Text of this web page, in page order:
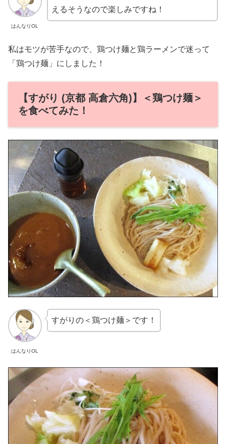
はんなりOL
えるそうなので楽しみですね！
私はモツが苦手なので、鶏つけ麺と鶏ラーメンで迷って
「鶏つけ麺」にしました！
【すがり (京都 高倉六角)】＜鶏つけ麺＞
を食べてみた！
はんなりOL
すがりの＜鶏つけ麺＞です！